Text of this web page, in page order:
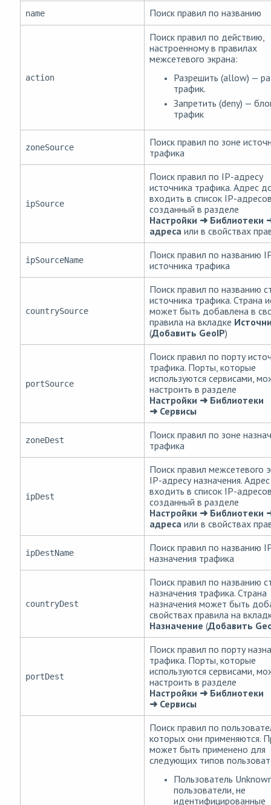
name Поиск правил по названию
action
Поиск правил по действию,
настроенному в правилах
межсетевого экрана:
Разрешить (allow) —
трафик.
Запретить (deny) —
трафик
zoneSource
Поиск правил по зоне
трафика
ipSource
Поиск правил по IP-адресу
источника трафика. Адрес
входить в список IP-
созданный в разделе
Настройки ➜ Библиотеки
адреса или в свойствах
ipSourceName
Поиск правил по названию
источника трафика
countrySource
Поиск правил по названию
источника трафика. Страна
может быть добавлена в
правила на вкладке
(Добавить GeoIP)
portSource
Поиск правил по порту
трафика. Порты, которые
используются сервисами,
настроить в разделе
Настройки ➜ Библиотеки
➜ Сервисы
zoneDest
Поиск правил по зоне
трафика
ipDest
Поиск правил межсетевого
IP-адресу назначения.
входить в список IP-
созданный в разделе
Настройки ➜ Библиотеки
адреса или в свойствах
ipDestName
Поиск правил по названию
назначения трафика
countryDest
Поиск правил по названию
назначения трафика. Страна
назначения может быть
свойствах правила на
Назначение (Добавить
portDest
Поиск правил по порту
трафика. Порты, которые
используются сервисами,
настроить в разделе
Настройки ➜ Библиотеки
➜ Сервисы
Поиск правил по
которых они применяются.
может быть применено для
следующих типов
Пользователь
пользователи, не
идентифицированные